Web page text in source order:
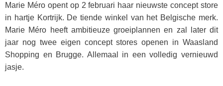
Marie Méro opent op 2 februari haar nieuwste concept store
in hartje Kortrijk. De tiende winkel van het Belgische merk.
Marie Méro heeft ambitieuze groeiplannen en zal later dit
jaar nog twee eigen concept stores openen in Waasland
Shopping en Brugge. Allemaal in een volledig vernieuwd
jasje.